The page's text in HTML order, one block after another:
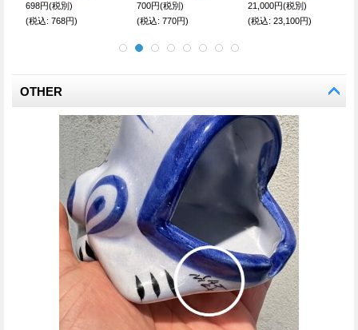
2,700円(税別)
(税込: 2,970円)
700円(税別)
(税込: 770円)
2,700円(税別)
(税込: 2,970円)
OTHER